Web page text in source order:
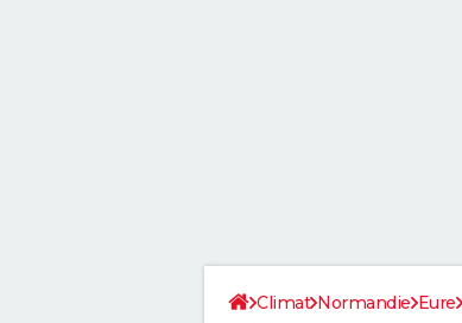
Climat Normandie Eure